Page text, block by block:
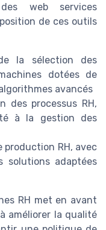
web services
de ces outils
la sélection des
dotées de
avancés
des processus RH,
à la gestion des
production RH, avec
solutions adaptées
RH met en avant
améliorer la qualité